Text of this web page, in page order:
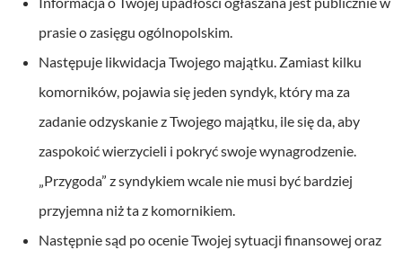
prasie o zasięgu ogólnopolskim.
Następuje likwidacja Twojego majątku. Zamiast kilku
komorników, pojawia się jeden syndyk, który ma za
zadanie odzyskanie z Twojego majątku, ile się da, aby
zaspokoić wierzycieli i pokryć swoje wynagrodzenie.
„Przygoda” z syndykiem wcale nie musi być bardziej
przyjemna niż ta z komornikiem.
Następnie sąd po ocenie Twojej sytuacji finansowej oraz